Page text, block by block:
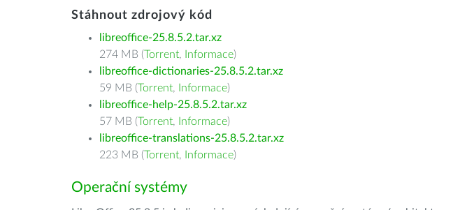
Stáhnout zdrojový kód
libreoffice-25.8.5.2.tar.xz
274 MB (Torrent, Informace)
libreoffice-dictionaries-25.8.5.2.tar.xz
59 MB (Torrent, Informace)
libreoffice-help-25.8.5.2.tar.xz
57 MB (Torrent, Informace)
libreoffice-translations-25.8.5.2.tar.xz
223 MB (Torrent, Informace)
Operační systémy